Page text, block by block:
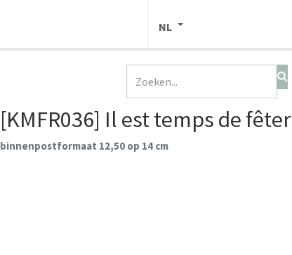
NL
[KMFR036] Il est temps de fêter
binnenpostformaat 12,50 op 14 cm